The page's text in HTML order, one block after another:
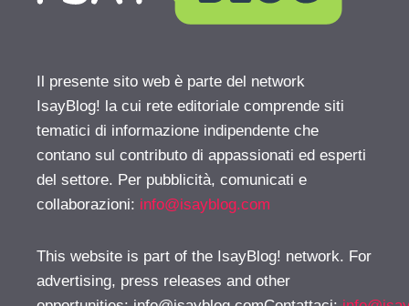
Il presente sito web è parte del network
IsayBlog! la cui rete editoriale comprende siti
tematici di informazione indipendente che
contano sul contributo di appassionati ed esperti
del settore. Per pubblicità, comunicati e
collaborazioni: info@isayblog.com
This website is part of the IsayBlog! network. For
advertising, press releases and other